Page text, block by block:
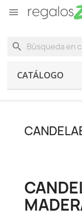

search
CATÁLOGO